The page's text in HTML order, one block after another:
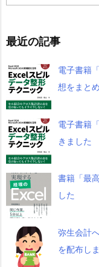
最近の記事
電子書籍
想をまと
電子書籍
きました
書籍「最
した
弥生会計
を配布し